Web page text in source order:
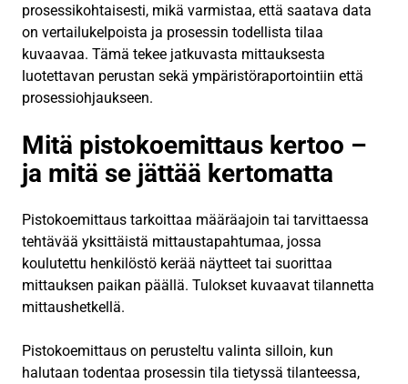
prosessikohtaisesti, mikä varmistaa, että saatava data
on vertailukelpoista ja prosessin todellista tilaa
kuvaavaa. Tämä tekee jatkuvasta mittauksesta
luotettavan perustan sekä ympäristöraportointiin että
prosessiohjaukseen.
Mitä pistokoemittaus kertoo –
ja mitä se jättää kertomatta
Pistokoemittaus tarkoittaa määräajoin tai tarvittaessa
tehtävää yksittäistä mittaustapahtumaa, jossa
koulutettu henkilöstö kerää näytteet tai suorittaa
mittauksen paikan päällä. Tulokset kuvaavat tilannetta
mittaushetkellä.
Pistokoemittaus on perusteltu valinta silloin, kun
halutaan todentaa prosessin tila tietyssä tilanteessa,